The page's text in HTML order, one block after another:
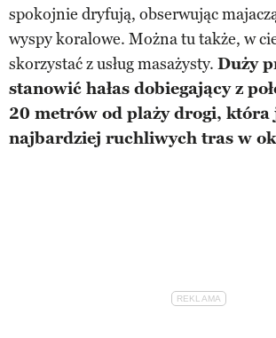
spokojnie dryfują, obserwując
wyspy koralowe. Można tu także, w
skorzystać z usług masażysty. Duży
stanowić hałas dobiegający z
20 metrów od plaży drogi, która
najbardziej ruchliwych tras w